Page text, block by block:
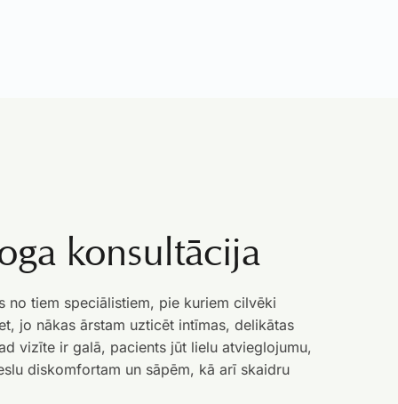
konsultācija
no tiem speciālistiem, pie kuriem cilvēki
jo nākas ārstam uzticēt intīmas, delikātas
vizīte ir galā, pacients jūt lielu atvieglojumu,
diskomfortam un sāpēm, kā arī skaidru